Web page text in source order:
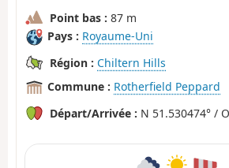
Point bas : 87 m
Pays : Royaume-Uni
Région : Chiltern Hills
Commune : Rotherfield Peppard
Départ/Arrivée : N 51.530474° /